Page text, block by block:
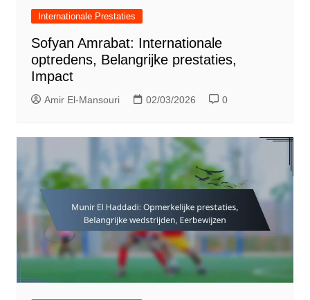
Internationale Prestaties
Sofyan Amrabat: Internationale
optredens, Belangrijke prestaties,
Impact
Amir El-Mansouri 02/03/2026 0